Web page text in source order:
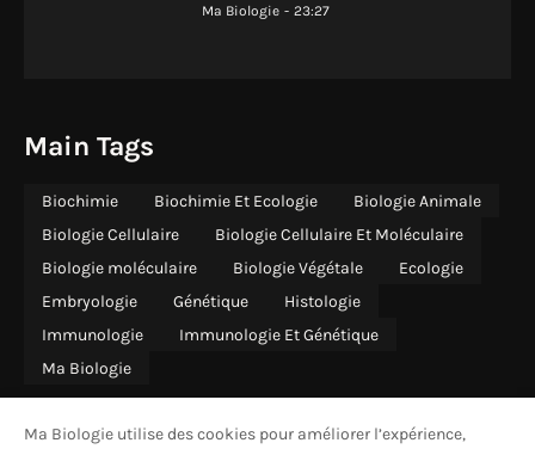
Ma Biologie - 23:27
Main Tags
Biochimie Biochimie Et Ecologie
Biologie Animale
Biologie Cellulaire
Biologie Cellulaire Et Moléculaire
Biologie moléculaire
Biologie Végétale
Ecologie
Embryologie
Génétique
Histologie
Immunologie
Immunologie Et Génétique
Ma Biologie
Ma Biologie utilise des cookies pour améliorer l’expérience,